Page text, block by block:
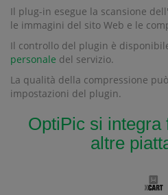
Il plug-in esegue la scansione
le immagini del sito Web e le
Il controllo del plugin è
personale del servizio.
La qualità della compressione
impostazioni del plugin.
OptiPic si integra
altre